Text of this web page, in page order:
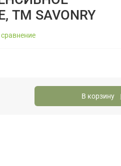
SAVONRY
В корзину